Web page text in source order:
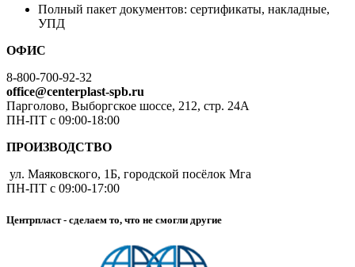
Полный пакет документов: сертификаты, накладные,
УПД
ОФИС
8-800-700-92-32
office@centerplast-spb.ru
Парголово, Выборгское шоссе, 212, стр. 24А
ПН-ПТ с 09:00-18:00
ПРОИЗВОДСТВО
ул. Маяковского, 1Б, городской посёлок Мга
ПН-ПТ с 09:00-17:00
Центрпласт - сделаем то, что не смогли другие